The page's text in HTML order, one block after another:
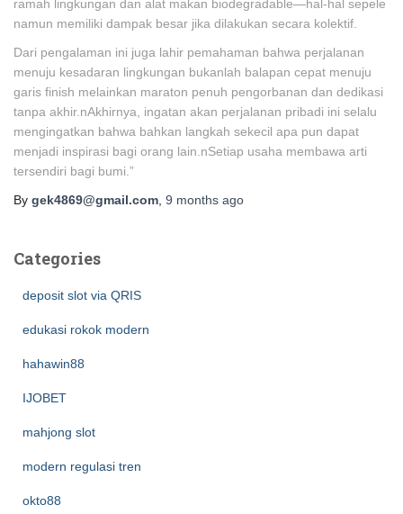
ramah lingkungan dan alat makan biodegradable—hal-hal sepele
namun memiliki dampak besar jika dilakukan secara kolektif.
Dari pengalaman ini juga lahir pemahaman bahwa perjalanan
menuju kesadaran lingkungan bukanlah balapan cepat menuju
garis finish melainkan maraton penuh pengorbanan dan dedikasi
tanpa akhir.nAkhirnya, ingatan akan perjalanan pribadi ini selalu
mengingatkan bahwa bahkan langkah sekecil apa pun dapat
menjadi inspirasi bagi orang lain.nSetiap usaha membawa arti
tersendiri bagi bumi.”
By gek4869@gmail.com 9 months ago
Categories
deposit slot via QRIS
edukasi rokok modern
hahawin88
IJOBET
mahjong slot
modern regulasi tren
okto88